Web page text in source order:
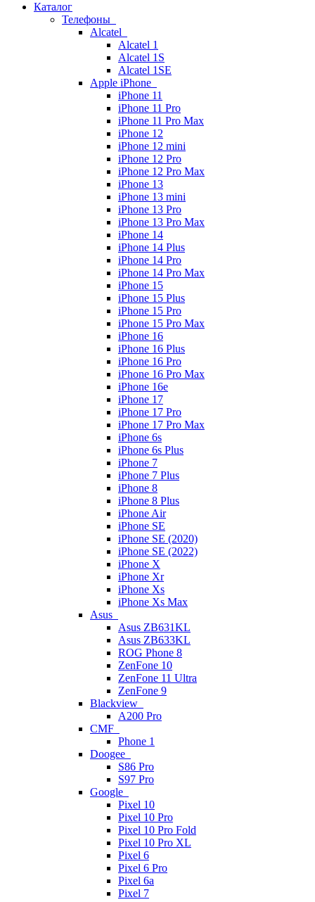
Каталог
Телефоны
Alcatel
Alcatel 1
Alcatel 1S
Alcatel 1SE
Apple iPhone
iPhone 11
iPhone 11 Pro
iPhone 11 Pro Max
iPhone 12
iPhone 12 mini
iPhone 12 Pro
iPhone 12 Pro Max
iPhone 13
iPhone 13 mini
iPhone 13 Pro
iPhone 13 Pro Max
iPhone 14
iPhone 14 Plus
iPhone 14 Pro
iPhone 14 Pro Max
iPhone 15
iPhone 15 Plus
iPhone 15 Pro
iPhone 15 Pro Max
iPhone 16
iPhone 16 Plus
iPhone 16 Pro
iPhone 16 Pro Max
iPhone 16e
iPhone 17
iPhone 17 Pro
iPhone 17 Pro Max
iPhone 6s
iPhone 6s Plus
iPhone 7
iPhone 7 Plus
iPhone 8
iPhone 8 Plus
iPhone Air
iPhone SE
iPhone SE (2020)
iPhone SE (2022)
iPhone X
iPhone Xr
iPhone Xs
iPhone Xs Max
Asus
Asus ZB631KL
Asus ZB633KL
ROG Phone 8
ZenFone 10
ZenFone 11 Ultra
ZenFone 9
Blackview
A200 Pro
CMF
Phone 1
Doogee
S86 Pro
S97 Pro
Google
Pixel 10
Pixel 10 Pro
Pixel 10 Pro Fold
Pixel 10 Pro XL
Pixel 6
Pixel 6 Pro
Pixel 6a
Pixel 7